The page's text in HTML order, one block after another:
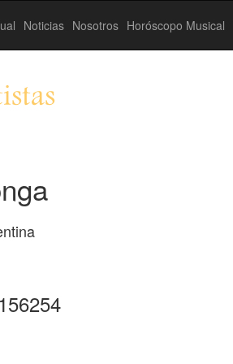
Noticias Nosotros Horóscopo Musical